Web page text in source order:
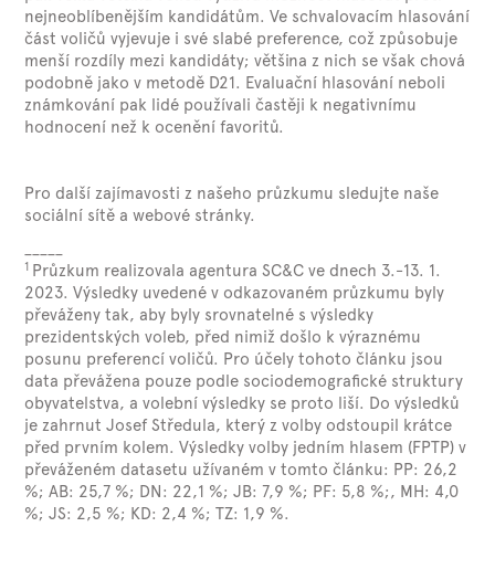
nejneoblíbenějším kandidátům. Ve schvalovacím hlasování
část voličů vyjevuje i své slabé preference, což způsobuje
menší rozdíly mezi kandidáty; většina z nich se však chová
podobně jako v metodě D21. Evaluační hlasování neboli
známkování pak lidé používali častěji k negativnímu
hodnocení než k ocenění favoritů.
Pro další zajímavosti z našeho průzkumu sledujte naše
sociální sítě a webové stránky.
1 Průzkum realizovala agentura SC&C ve dnech 3.-13. 1.
2023. Výsledky uvedené v odkazovaném průzkumu byly
převáženy tak, aby byly srovnatelné s výsledky
prezidentských voleb, před nimiž došlo k výraznému
posunu preferencí voličů. Pro účely tohoto článku jsou
data převážena pouze podle sociodemografické struktury
obyvatelstva, a volební výsledky se proto liší. Do výsledků
je zahrnut Josef Středula, který z volby odstoupil krátce
před prvním kolem. Výsledky volby jedním hlasem (FPTP) v
převáženém datasetu užívaném v tomto článku: PP: 26,2
%; AB: 25,7 %; DN: 22,1 %; JB: 7,9 %; PF: 5,8 %;, MH: 4,0
%; JS: 2,5 %; KD: 2,4 %; TZ: 1,9 %.